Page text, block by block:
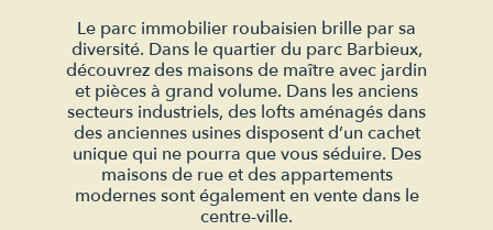
Le parc immobilier roubaisien brille par sa
diversité. Dans le quartier du parc Barbieux,
découvrez des maisons de maître avec jardin
et pièces à grand volume. Dans les anciens
secteurs industriels, des lofts aménagés dans
des anciennes usines disposent d’un cachet
unique qui ne pourra que vous séduire. Des
maisons de rue et des appartements
modernes sont également en vente dans le
centre-ville.